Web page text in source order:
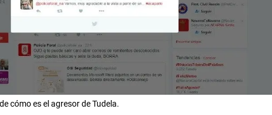
cómo es el agresor de Tudela.